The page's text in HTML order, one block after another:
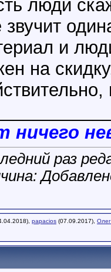
люди
звучит
и
на
ничего
раз
papacios (07.09.2017),